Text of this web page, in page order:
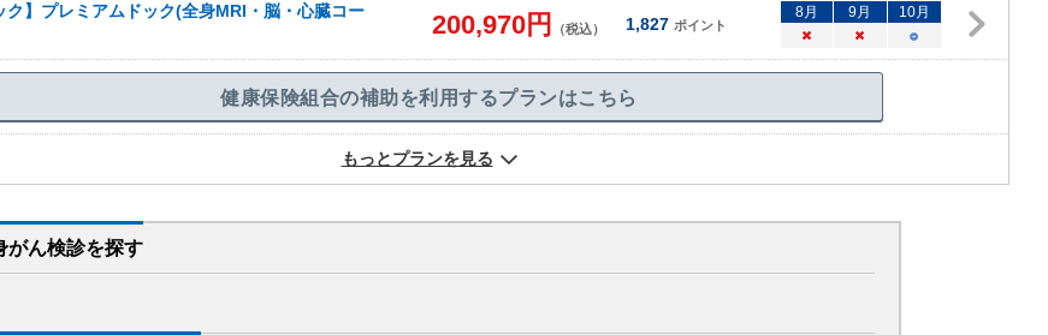
ク】プレミアムドック(全身MRI・脳・心臓コー
200,970円 （税込） 1,827 ポイント
8月 9月 10月
×
× ○
健康保険組合の補助を利用するプランはこちら
もっとプランを見る
がん検診を探す